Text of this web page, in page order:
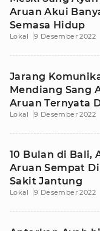
Aruan Akui
Semasa Hidup
Lokal 9 Desember 2022
Jarang
Mendiang Sang
Aruan Ternyata
Ini
Lokal 9 Desember 2022
10 Bulan di Bali,
Aruan Sempat
Sakit Jantung
Lokal 9 Desember 2022